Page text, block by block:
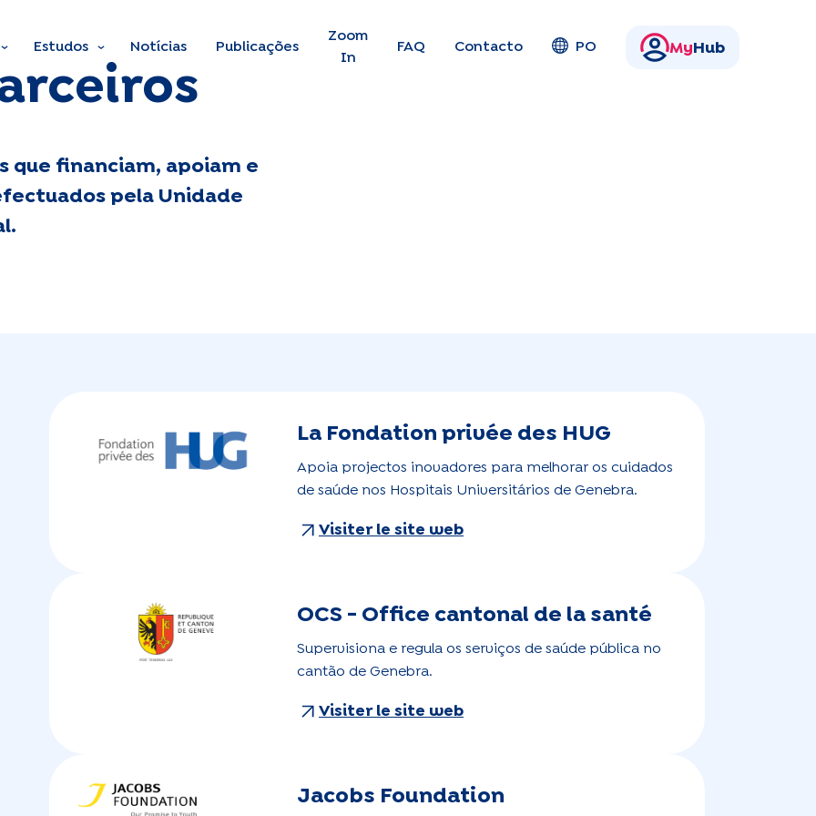
Skip to main content
Estudos Notícias Publicações
Zoom
In
FAQ Contacto PO My Hub
que financiam, apoiam e
pela Unidade
La Fondation privée des HUG
Apoia projectos inovadores para melhorar os cuidados
de saúde nos Hospitais Universitários de Genebra.
Visiter le site web
OCS - Office cantonal de la santé
Supervisiona e regula os serviços de saúde pública no
cantão de Genebra.
Visiter le site web
Jacobs Foundation